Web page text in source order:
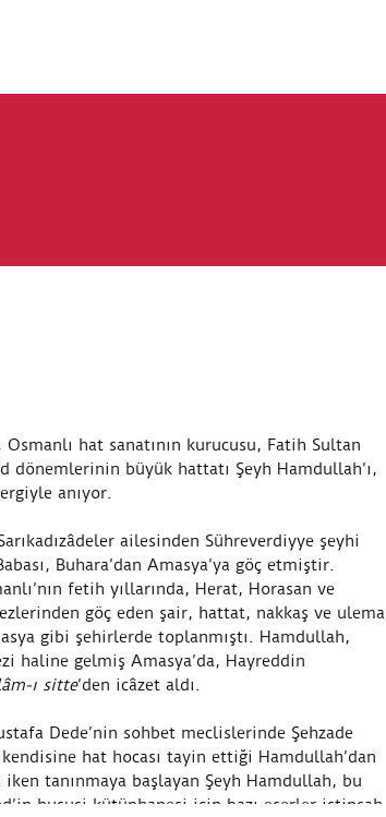
Osmanlı hat sanatının kurucusu, Fatih Sultan
dönemlerinin büyük hattatı Şeyh Hamdullah’ı,
anıyor.
ailesinden Sühreverdiyye şeyhi
Buhara’dan Amasya’ya göç etmiştir.
fetih yıllarında, Herat, Horasan ve
göç eden şair, hattat, nakkaş ve ulema
gibi şehirlerde toplanmıştı. Hamdullah,
haline gelmiş Amasya’da, Hayreddin
ı sitte’den icâzet aldı.
Dede’nin sohbet meclislerinde Şehzade
hat hocası tayin ettiği Hamdullah’dan
iken tanınmaya başlayan Şeyh Hamdullah, bu
hususi kütüphanesi için bazı eserler istinsah